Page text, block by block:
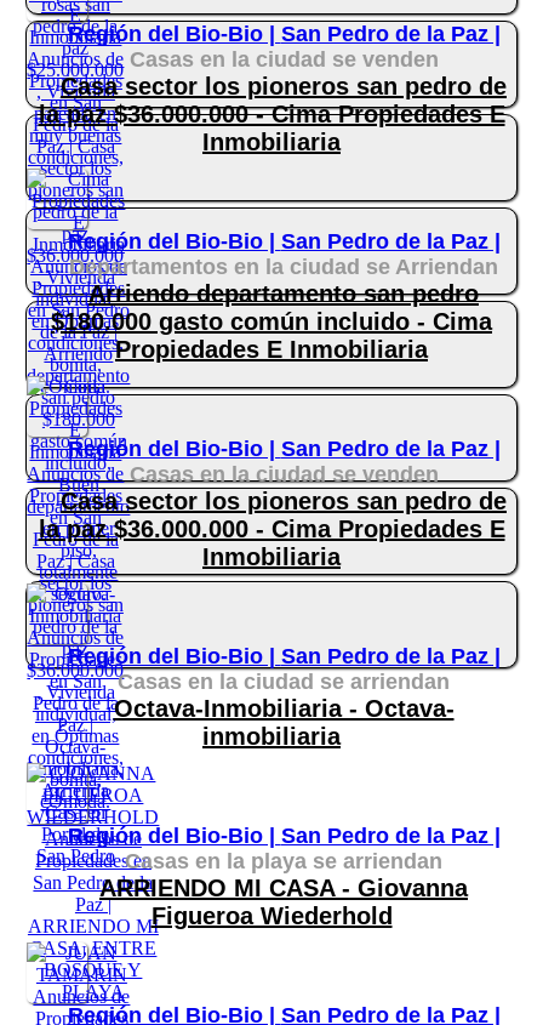
Región del Bio-Bio | San Pedro de la Paz |
Casas en la ciudad se venden
Casa sector los pioneros san pedro de
la paz $36.000.000 - Cima Propiedades E
Inmobiliaria
Región del Bio-Bio | San Pedro de la Paz |
Departamentos en la ciudad se Arriendan
Arriendo departamento san pedro
$180.000 gasto común incluido - Cima
Propiedades E Inmobiliaria
Región del Bio-Bio | San Pedro de la Paz |
Casas en la ciudad se venden
Casa sector los pioneros san pedro de
la paz $36.000.000 - Cima Propiedades E
Inmobiliaria
Región del Bio-Bio | San Pedro de la Paz |
Casas en la ciudad se arriendan
Octava-Inmobiliaria - Octava-
inmobiliaria
Región del Bio-Bio | San Pedro de la Paz |
Casas en la playa se arriendan
ARRIENDO MI CASA - Giovanna
Figueroa Wiederhold
Región del Bio-Bio | San Pedro de la Paz |